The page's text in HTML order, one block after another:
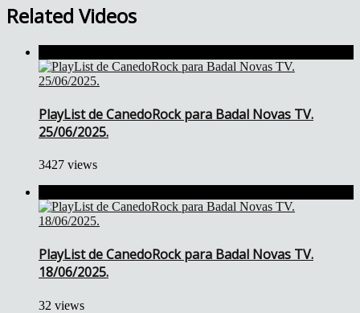
Related Videos
PlayList de CanedoRock para Badal Novas TV.
25/06/2025.
3427 views
PlayList de CanedoRock para Badal Novas TV.
18/06/2025.
32 views